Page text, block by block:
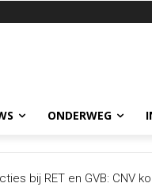
ONDERWEG
bij RET en GVB: CNV